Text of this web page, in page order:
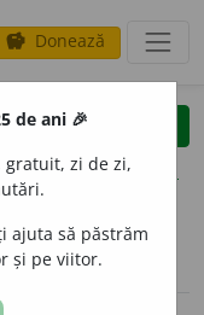
savings Donează
clear
opțiuni
declinări
de ani 🎉
gratuit, zi de zi,
ajuta să păstrăm
și pe viitor.